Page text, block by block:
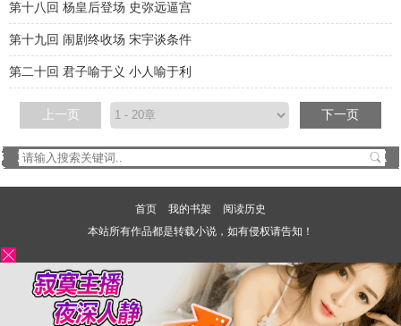
第十八回 杨皇后登场 史弥远逼宫
第十九回 闹剧终收场 宋宇谈条件
第二十回 君子喻于义 小人喻于利
上一页 下一页
首页 我的书架
阅读历史
本站所有作品都是转载小说，如有侵权请告知！